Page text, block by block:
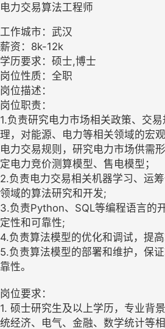
电力交易算法工程师
工作城市：武汉
薪资：8k-12k
学历要求：硕士,博士
岗位性质：全职
岗位描述：
岗位职责：
1.负责研究电力市场相关政策、交
理，对能源、电力等相关领域的宏
电力交易规则，研究电力市场供需
定电力竞价测算模型、售电模型；
2.负责电力交易相关机器学习、运
领域的算法研究和开发;
3.负责Python、SQL等编程语言的
定性和可靠性;
4.负责算法模型的优化和调试，提
5.负责算法模型的部署和维护，保
靠性。
岗位要求：
1. 硕士研究生及以上学历，专业背
统经济、电气、金融、数学统计等相